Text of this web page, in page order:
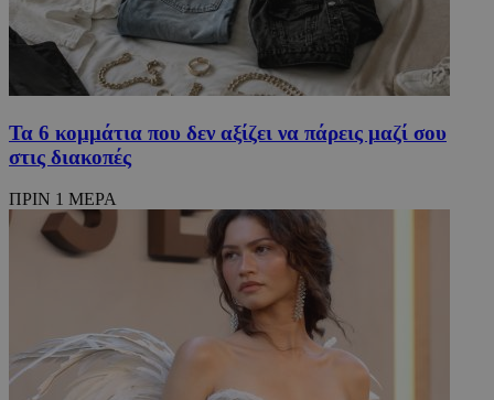
Τα 6 κομμάτια που δεν αξίζει να πάρεις μαζί σου
στις διακοπές
ΠΡΙΝ 1 ΜΕΡΑ